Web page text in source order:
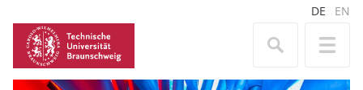
DE EN